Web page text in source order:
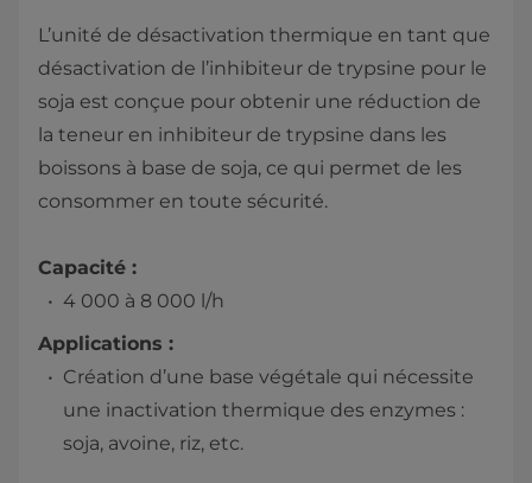
L’unité de désactivation thermique en tant que
désactivation de l’inhibiteur de trypsine pour le
soja est conçue pour obtenir une réduction de
la teneur en inhibiteur de trypsine dans les
boissons à base de soja, ce qui permet de les
consommer en toute sécurité.
Capacité :
4 000 à 8 000 l/h
Applications :
Création d’une base végétale qui nécessite
une inactivation thermique des enzymes :
soja, avoine, riz, etc.